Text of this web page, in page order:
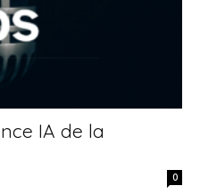
IA de la
0